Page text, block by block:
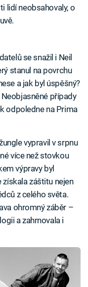
lidí neobsahovaly, o
se snažil i Neil
stanul na povrchu
a jak byl úspěšný?
případy
odpoledne na Prima
vypravil v srpnu
více než stovkou
výpravy byl
získala záštitu nejen
z celého světa.
ohromný záběr –
a zahrnovala i